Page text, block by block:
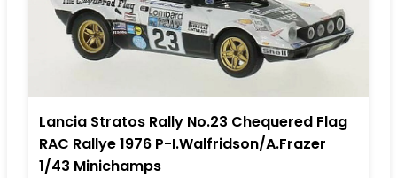
Lancia Stratos Rally No.23 Chequered Flag
RAC Rallye 1976 P-I.Walfridson/A.Frazer
1/43 Minichamps